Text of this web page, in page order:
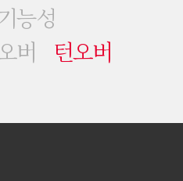
능성
버
턴오버